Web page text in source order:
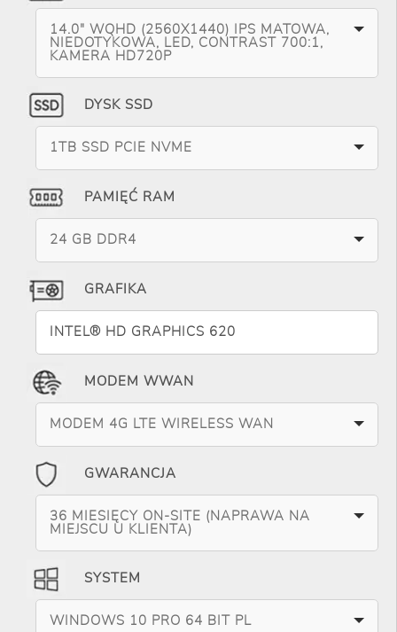
14.0" WQHD (2560X1440) IPS MATOWA,
NIEDOTYKOWA, LED, CONTRAST 700:1,
KAMERA HD720P
DYSK SSD
1TB SSD PCIE NVME
PAMIĘĆ RAM
24 GB DDR4
GRAFIKA
INTEL® HD GRAPHICS 620
MODEM WWAN
MODEM 4G LTE WIRELESS WAN
GWARANCJA
36 MIESIĘCY ON-SITE (NAPRAWA NA
MIEJSCU U KLIENTA)
SYSTEM
WINDOWS 10 PRO 64 BIT PL